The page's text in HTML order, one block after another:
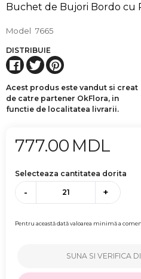
Buchet de Bujori Bordo cu
Model 7665
DISTRIBUIE
Acest produs este vandut si creat
de catre partener OkFlora, in
functie de localitatea livrarii.
777.00 MDL
Selecteaza cantitatea dorita
- +
Pentru această dată valoarea minimă a
SUNA SI VERIFICA